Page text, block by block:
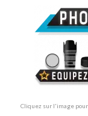
Cliquez sur l'image